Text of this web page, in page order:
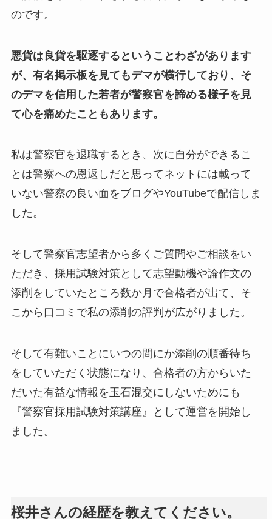
のです。
悪貨は良貨を駆逐するということわざがあります
が、有名掲示板を見てもデマが横行しており、そ
のデマを信用した若者が警察官を諦める様子を見
て心を痛めたこともあります。
私は警察官を退職するとき、次に自分ができるこ
とは警察への恩返しだと思ってネットには載って
いない警察の良い面をブログやYouTubeで配信しま
した。
そして警察官志望者から多くご質問やご相談をい
ただき、採用試験対策として志望動機や論作文の
添削をしていたところ数か月で合格者が出て、そ
こから口コミで私の添削の評判が広がりました。
そして有難いことにいつの間にか添削の順番待ち
をしていただく状態になり、合格者の方からいた
だいた有益な情報を玉石混交にしないためにも
『警察官採用試験対策講座』として運営を開始し
ました。
桜井さんの経歴を教えてください。